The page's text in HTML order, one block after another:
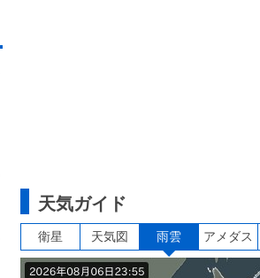
天気ガイド
衛星 天気図 雨雲 アメダス